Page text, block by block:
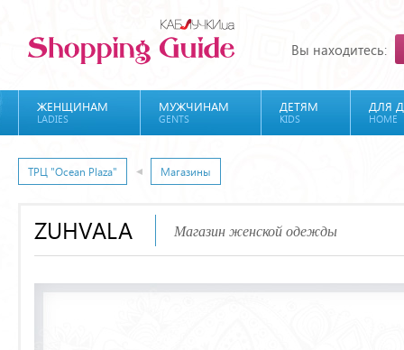
Вы находитесь:
ЖЕНЩИНАМ
LADIES
МУЖЧИНАМ
GENTS
ДЕТЯМ
KIDS
ДЛЯ
HOME
ТРЦ "Ocean Plaza" Магазины
ZUHVALA Магазин женской одежды